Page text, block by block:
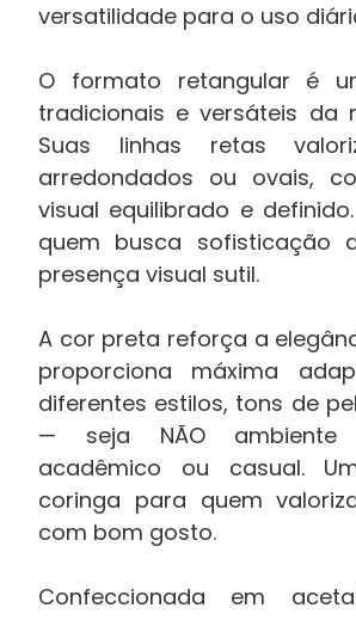
versatilidade para o uso
O formato retangular é
tradicionais e versáteis da
Suas linhas retas
arredondados ou ovais,
visual equilibrado e
quem busca sofisticação
presença visual sutil.
A cor preta reforça a
proporciona máxima
diferentes estilos, tons de
— seja NÃO ambiente
acadêmico ou casual.
coringa para quem
com bom gosto.
Confeccionada em